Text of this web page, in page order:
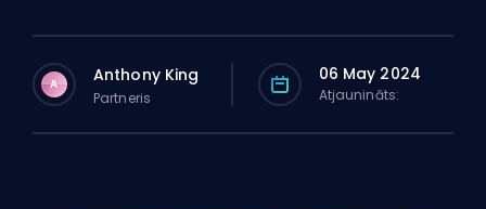
A Anthony King
Partneris
06 May 2024
Atjaunināts: